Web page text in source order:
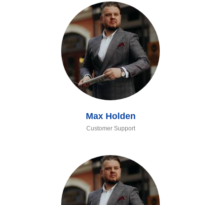
Max Holden
Customer Support